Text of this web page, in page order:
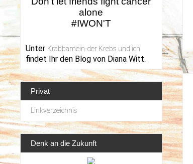
alone
#IWON'T
Unter Krabbamein-der Krebs und ich
findet Ihr den Blog von Diana Witt.
Privat
Linkverzeichnis
Denk an die Zukunft